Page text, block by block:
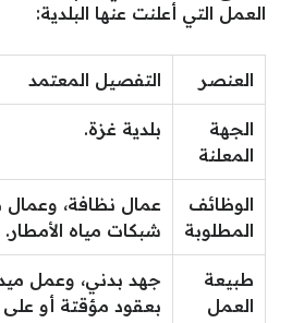
العمل التي أعلنت عنها البلدية:
العنصر التفصيل المعتمد
الجهة
المعلنة
بلدية غزة.
الوظائف
المطلوبة
عمال نظافة،
شبكات مياه الأمطار.
طبيعة
العمل
جهد بدني، وعمل
بعقود مؤقتة أو على